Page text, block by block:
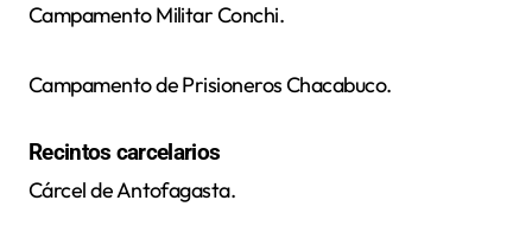
Campamento Militar Conchi.
Campamento de Prisioneros Chacabuco.
Recintos carcelarios
Cárcel de Antofagasta.